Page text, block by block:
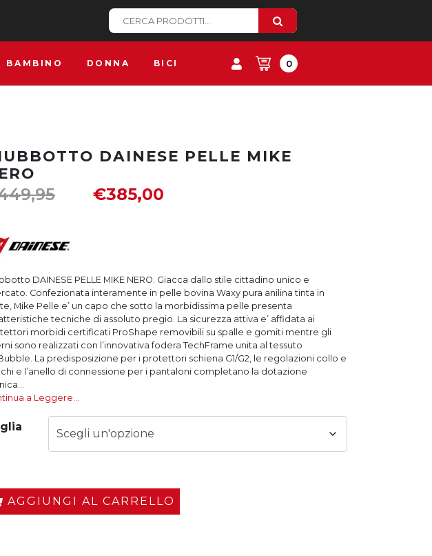
BAMBINO DONNA BICI 0
DAINESE PELLE MIKE
€385,00
DAINESE PELLE MIKE NERO. Giacca dallo stile cittadino unico e
Confezionata interamente in pelle bovina Waxy pura anilina tinta in
Mike Pelle e’ un capo che sotto la morbidissima pelle presenta
tecniche di assoluto pregio. La sicurezza attiva e’ affidata ai
morbidi certificati ProShape removibili su spalle e gomiti mentre gli
sono realizzati con l’innovativa fodera TechFrame unita al tessuto
La predisposizione per i protettori schiena G1/G2, le regolazioni collo e
e l’anello di connessione per i pantaloni completano la dotazione
a Leggere…
AGGIUNGI AL CARRELLO